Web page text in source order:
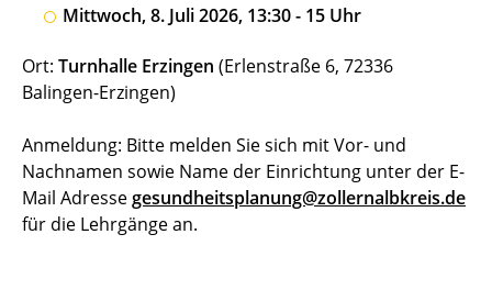
Mittwoch, 8. Juli 2026, 13:30 - 15 Uhr
Ort: Turnhalle Erzingen (Erlenstraße 6, 72336
Balingen-Erzingen)
Anmeldung: Bitte melden Sie sich mit Vor- und
Nachnamen sowie Name der Einrichtung unter der E-
Mail Adressegesundheitsplanung@zollernalbkreis.de
für die Lehrgänge an.